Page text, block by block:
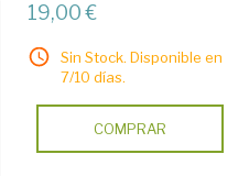
19,00 €
Sin Stock. Disponible en
7/10 días.
COMPRAR